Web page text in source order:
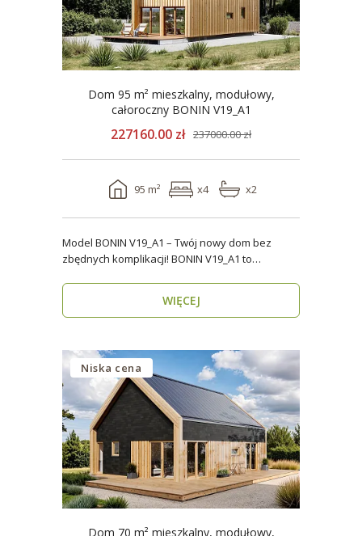
Dom 95 m² mieszkalny, modułowy,
całoroczny BONIN V19_A1
227160.00 zł 237000.00 zł
95 m² x4 x2
Model BONIN V19_A1 – Twój nowy dom bez
zbędnych komplikacji! BONIN V19_A1 to
WIĘCEJ
Niska cena
Dom 70 m² mieszkalny, modułowy,